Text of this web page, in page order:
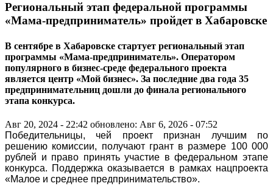
Региональный этап федеральной программы
«Мама-предприниматель» пройдет в Хабаровске
В сентябре в Хабаровске стартует региональный этап
программы «Мама-предприниматель». Оператором
популярного в бизнес-среде федерального проекта
является центр «Мой бизнес». За последние два года 35
предпринимательниц дошли до финала регионального
этапа конкурса.
Авг 20, 2024 - 22:42 обновлено: Авг 6, 2026 - 07:52
Победительницы, чей проект признан лучшим по
решению комиссии, получают грант в размере 100 000
рублей и право принять участие в федеральном этапе
конкурса. Поддержка оказывается в рамках нацпроекта
«Малое и среднее предпринимательство».